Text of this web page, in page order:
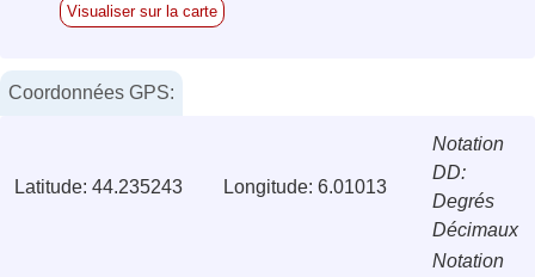
Visualiser sur la carte
Coordonnées GPS:
Latitude: 44.235243 Longitude: 6.01013
Notation
DD:
Degrés
Décimaux
Notation